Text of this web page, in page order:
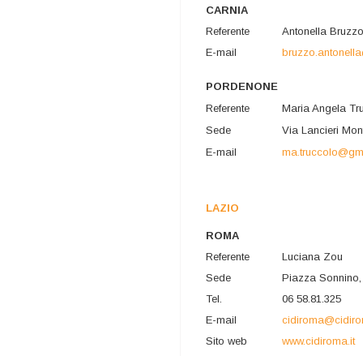
CARNIA
Referente
Antonella Bruzzo
E-mail
PORDENONE
Referente
Maria Angela
Sede
Via Lancieri
E-mail
LAZIO
ROMA
Referente
Luciana Zou
Sede
Piazza
Tel.
06 58.81.325
E-mail
Sito web
www.cidiroma.it